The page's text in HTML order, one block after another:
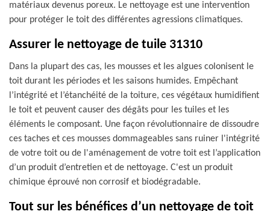
matériaux devenus poreux. Le nettoyage est une intervention
pour protéger le toit des différentes agressions climatiques.
Assurer le nettoyage de tuile 31310
Dans la plupart des cas, les mousses et les algues colonisent le
toit durant les périodes et les saisons humides. Empêchant
l’intégrité et l’étanchéité de la toiture, ces végétaux humidifient
le toit et peuvent causer des dégâts pour les tuiles et les
éléments le composant. Une façon révolutionnaire de dissoudre
ces taches et ces mousses dommageables sans ruiner l'intégrité
de votre toit ou de l'aménagement de votre toit est l’application
d’un produit d’entretien et de nettoyage. C'est un produit
chimique éprouvé non corrosif et biodégradable.
Tout sur les bénéfices d’un nettoyage de toit